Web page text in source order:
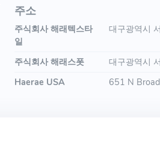
주소
주식회사 해래텍스타
일
대구광역시
주식회사 해래스폿
대구광역시
Haerae USA
651 N